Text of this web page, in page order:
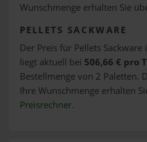
Wunschmenge erhalten Sie
PELLETS SACKWARE
Der Preis für Pellets
liegt aktuell bei 506,66 € pro
Bestellmenge von 2 Paletten.
Ihre Wunschmenge erhalten
Preisrechner.